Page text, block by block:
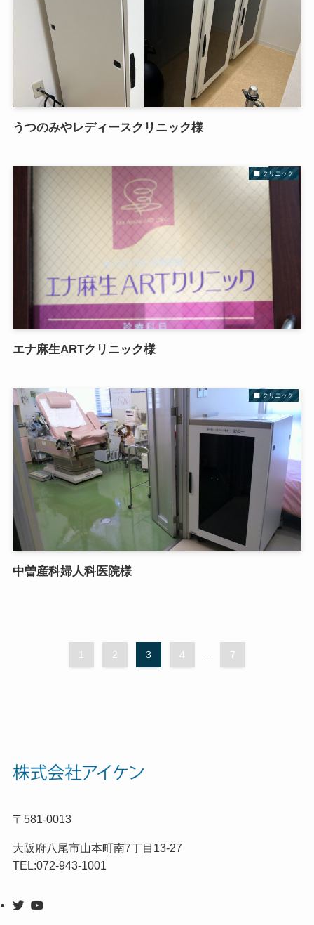
うつのみやレディースクリニック様
クリニック
エナ麻生ARTクリニック様
クリニック
中曽産科婦人科医院様
1 2 3 4 7
〒581-0013
大阪府八尾市山本町南7丁目13-27
TEL:072-943-1001